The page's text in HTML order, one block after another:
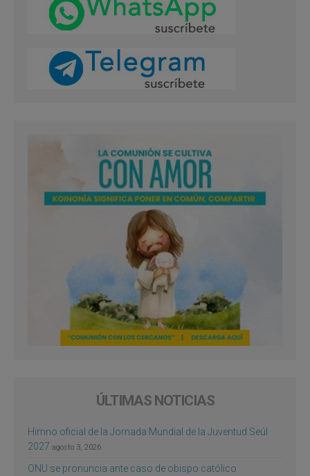
ÚLTIMAS NOTICIAS
Himno oficial de la Jornada Mundial de la Juventud Seúl
2027 agosto 3, 2026
ONU se pronuncia ante caso de obispo católico